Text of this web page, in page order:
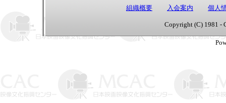
組織概要 入会案内 個人
Copyright (C) 1981 -